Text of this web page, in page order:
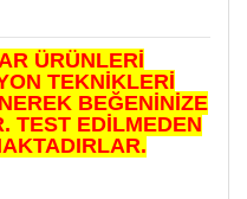
ÜRÜNLERİ
TEKNİKLERİ
BEĞENİNİZE
TEST EDİLMEDEN